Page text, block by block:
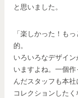
と思いました。
「楽しかった！も
的。
いろいろなデザイ
いますよね。一個
んだスタッフも本社
コレクションした